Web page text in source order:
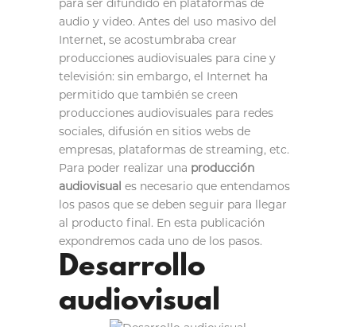
para ser difundido en plataformas de
audio y video. Antes del uso masivo del
Internet, se acostumbraba crear
producciones audiovisuales para cine y
televisión: sin embargo, el Internet ha
permitido que también se creen
producciones audiovisuales para redes
sociales, difusión en sitios webs de
empresas, plataformas de streaming, etc.
Para poder realizar una producción
audiovisual es necesario que entendamos
los pasos que se deben seguir para llegar
al producto final. En esta publicación
expondremos cada uno de los pasos.
Desarrollo
audiovisual